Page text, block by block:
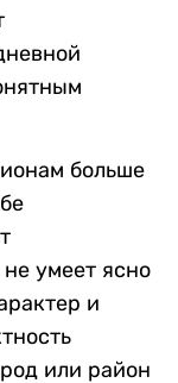
больше
умеет ясно
и
или район